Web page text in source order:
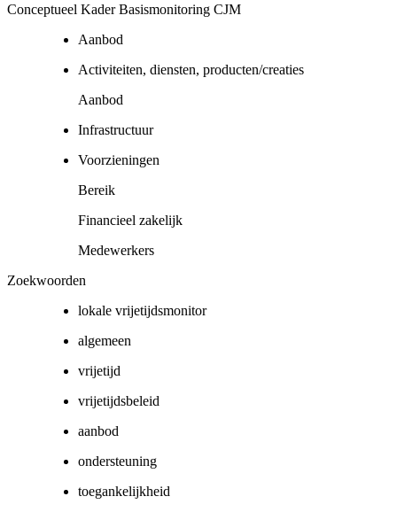
Conceptueel Kader Basismonitoring CJM
Aanbod
Activiteiten, diensten, producten/creaties
Aanbod
Infrastructuur
Voorzieningen
Bereik
Financieel zakelijk
Medewerkers
Zoekwoorden
lokale vrijetijdsmonitor
algemeen
vrijetijd
vrijetijdsbeleid
aanbod
ondersteuning
toegankelijkheid